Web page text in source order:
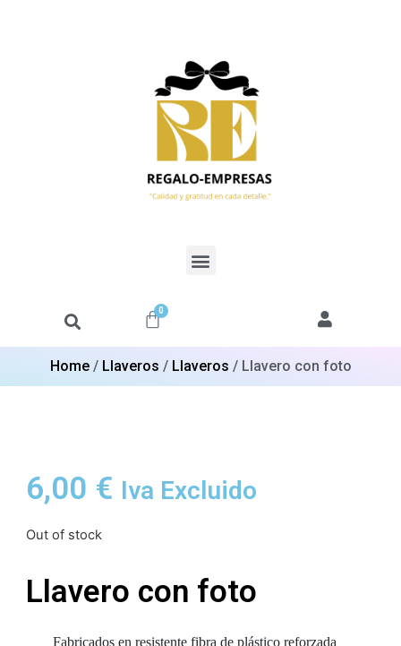
0
Home/ Llaveros / Llaveros / Llavero con foto
6,00 € Iva Excluido
Out of stock
Llavero con foto
Fabricados en resistente fibra de plástico reforzada